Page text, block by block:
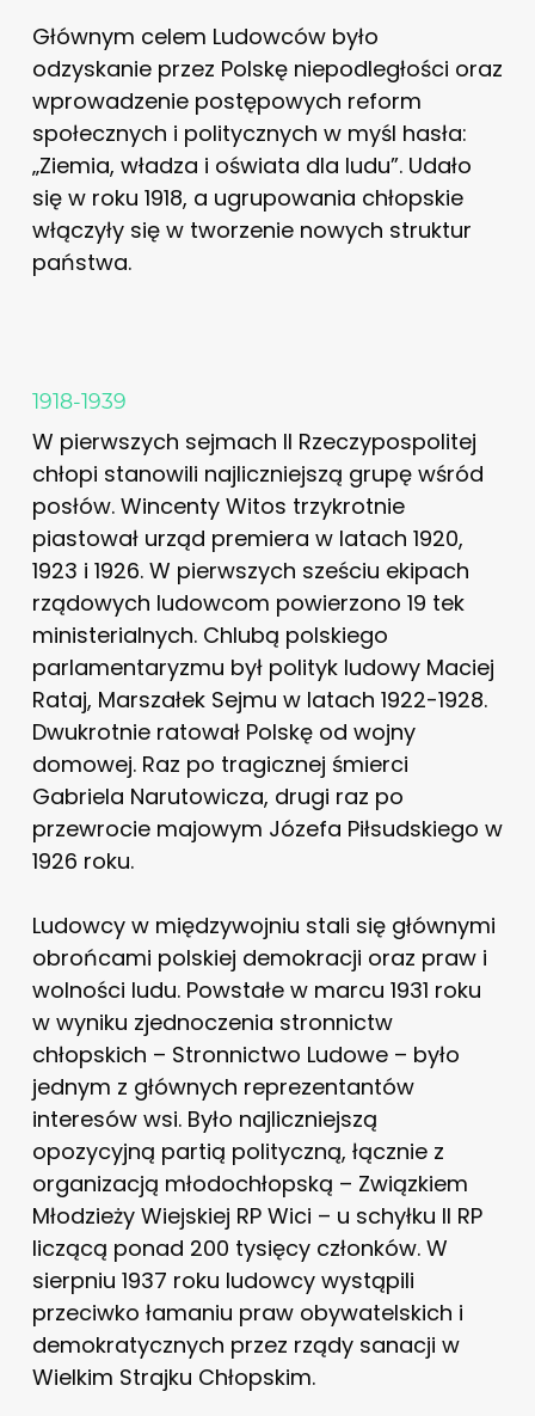
Głównym celem Ludowców było
odzyskanie przez Polskę niepodległości oraz
wprowadzenie postępowych reform
społecznych i politycznych w myśl hasła:
„Ziemia, władza i oświata dla ludu”. Udało
się w roku 1918, a ugrupowania chłopskie
włączyły się w tworzenie nowych struktur
państwa.
1918-1939
W pierwszych sejmach II Rzeczypospolitej
chłopi stanowili najliczniejszą grupę wśród
posłów. Wincenty Witos trzykrotnie
piastował urząd premiera w latach 1920,
1923 i 1926. W pierwszych sześciu ekipach
rządowych ludowcom powierzono 19 tek
ministerialnych. Chlubą polskiego
parlamentaryzmu był polityk ludowy Maciej
Rataj, Marszałek Sejmu w latach 1922-1928.
Dwukrotnie ratował Polskę od wojny
domowej. Raz po tragicznej śmierci
Gabriela Narutowicza, drugi raz po
przewrocie majowym Józefa Piłsudskiego w
1926 roku.
Ludowcy w międzywojniu stali się głównymi
obrońcami polskiej demokracji oraz praw i
wolności ludu. Powstałe w marcu 1931 roku
w wyniku zjednoczenia stronnictw
chłopskich – Stronnictwo Ludowe – było
jednym z głównych reprezentantów
interesów wsi. Było najliczniejszą
opozycyjną partią polityczną, łącznie z
organizacją młodochłopską – Związkiem
Młodzieży Wiejskiej RP Wici – u schyłku II RP
liczącą ponad 200 tysięcy członków. W
sierpniu 1937 roku ludowcy wystąpili
przeciwko łamaniu praw obywatelskich i
demokratycznych przez rządy sanacji w
Wielkim Strajku Chłopskim.